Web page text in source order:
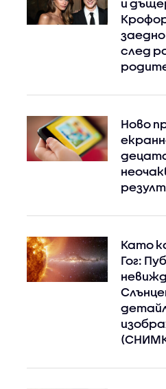
и
след
Ново
Като
Гог: